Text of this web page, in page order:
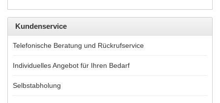
Kundenservice
Telefonische Beratung und Rückrufservice
Individuelles Angebot für Ihren Bedarf
Selbstabholung